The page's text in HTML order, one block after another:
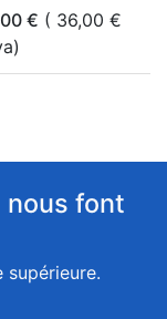
€ ( 36,00 €
nous font
supérieure.